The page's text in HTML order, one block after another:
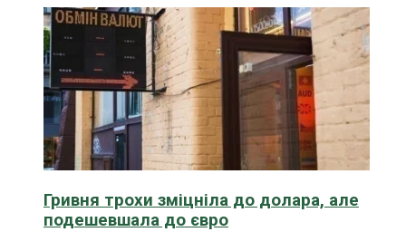
Гривня трохи зміцніла до долара, але
подешевшала до євро